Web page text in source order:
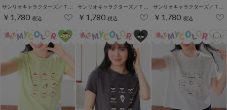
￥1,780 税込 ￥1,780 税込 ￥1,780 税込